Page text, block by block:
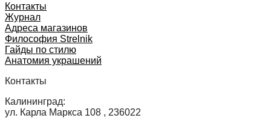
Контакты
Журнал
Адреса магазинов
Философия Strelnik
Гайды по стилю
Анатомия украшений
Контакты
Калининград:
ул. Карла Маркса 108 , 236022